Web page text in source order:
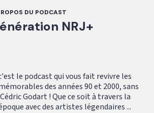
DU PODCAST
NRJ+
le podcast qui vous fait revivre les
des années 90 et 2000, sans
Godart ! Que ce soit à travers la
avec des artistes légendaires ...